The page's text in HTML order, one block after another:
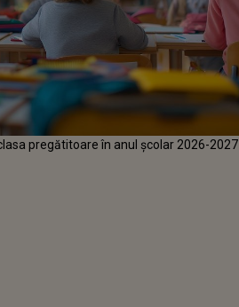
pregătitoare în anul școlar 2026-2027